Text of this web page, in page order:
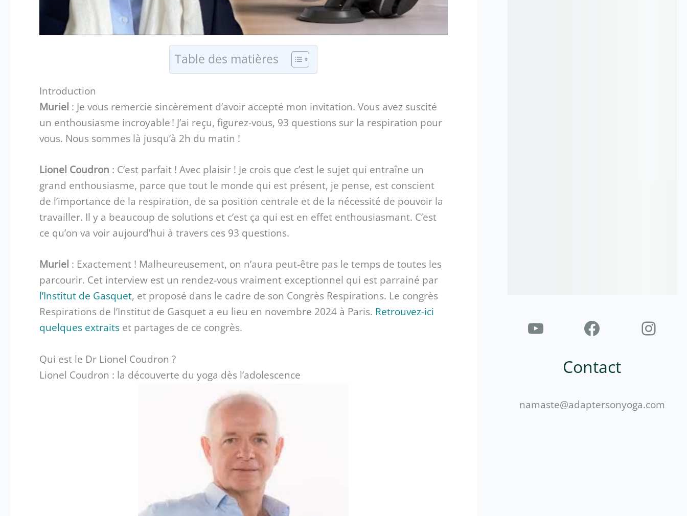
Table des matières
Introduction
Muriel : Je vous remercie sincèrement d’avoir accepté mon invitation. Vous avez suscité
un enthousiasme incroyable ! J’ai reçu, figurez-vous, 93 questions sur la respiration pour
vous. Nous sommes là jusqu’à 2h du matin !
Lionel Coudron : C’est parfait ! Avec plaisir ! Je crois que c’est le sujet qui entraîne un
grand enthousiasme, parce que tout le monde qui est présent, je pense, est conscient
de l’importance de la respiration, de sa position centrale et de la nécessité de pouvoir la
travailler. Il y a beaucoup de solutions et c’est ça qui est en effet enthousiasmant. C’est
ce qu’on va voir aujourd’hui à travers ces 93 questions.
Muriel : Exactement ! Malheureusement, on n’aura peut-être pas le temps de toutes les
parcourir. Cet interview est un rendez-vous vraiment exceptionnel qui est parrainé par
l’Institut de Gasquet, et proposé dans le cadre de son Congrès Respirations. Le congrès
Respirations de l’Institut de Gasquet a eu lieu en novembre 2024 à Paris. Retrouvez-ici
quelques extraits et partages de ce congrès.
Qui est le Dr Lionel Coudron ?
Lionel Coudron : la découverte du yoga dès l’adolescence
Contact
namaste@adaptersonyoga.com